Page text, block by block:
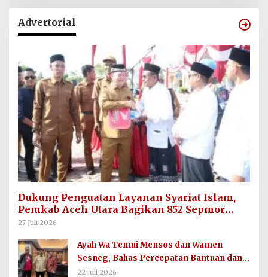
Advertorial
Dukung Penguatan Layanan Syariat Islam,
Pemkab Aceh Utara Bagikan 852 Sepmor
untuk Imum Gampong
27 Juli 2026
Ayah Wa Temui Mensos dan Wamen
Sesneg, Bahas Percepatan Bantuan dan
Dana Direktif Presiden
22 Juli 2026